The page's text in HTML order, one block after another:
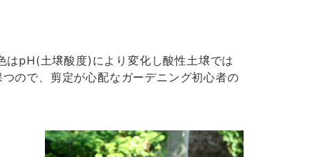
はpH(土壌酸度)により変化し酸性土壌では
ので、剪定が心配なガーデニング初心者の